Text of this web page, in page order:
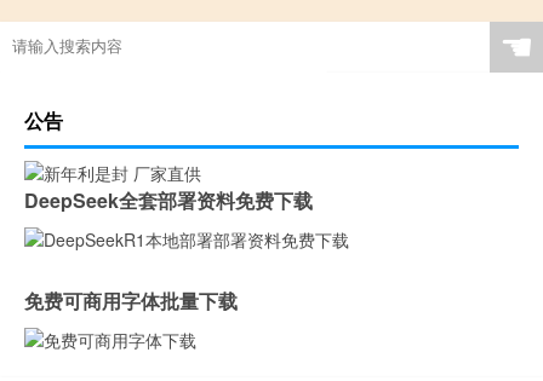
☚
公告
DeepSeek全套部署资料免费下载
免费可商用字体批量下载